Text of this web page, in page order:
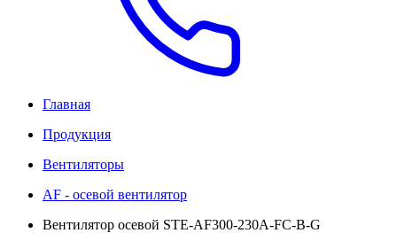
Главная
Продукция
Вентиляторы
AF - осевой вентилятор
Вентилятор осевой STE-AF300-230A-FC-B-G